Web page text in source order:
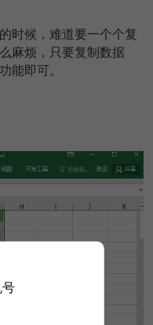
时候，难道要一个个复
麻烦，只要复制数据
能即可。
号